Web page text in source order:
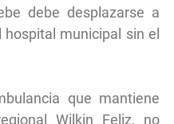
debe desplazarse a
hospital municipal sin el
que mantiene
Wilkin Feliz, no